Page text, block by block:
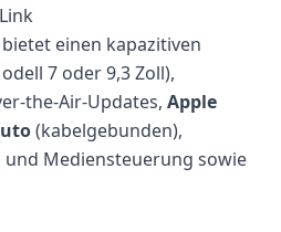
bietet einen kapazitiven
7 oder 9,3 Zoll),
the-Air-Updates, Apple
(kabelgebunden),
Mediensteuerung sowie